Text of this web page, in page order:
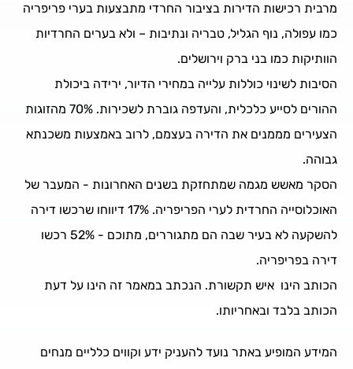
מרבית רכישות הדירות בציבור החרדי מתבצעות בערי פריפריה
כמו עפולה, נוף הגליל, טבריה ונתיבות – ולא בערים החרדיות
הוותיקות כמו בני ברק וירושלים.
הסיבות לשינוי כוללות עלייה במחירי הדיור, ירידה ביכולת
ההורים לסייע כלכלית, והעדפה גוברת לשכירות. 70% מהזוגות
הצעירים מממנים את הדירה בעצמם, לרוב באמצעות משכנתא
גבוהה.
הסקר מאשש מגמה שמתחזקת בשנים האחרונות - המעבר של
האוכלוסייה החרדית לערי הפריפריה. 17% דיווחו שרכשו דירה
להשקעה לא בעיר שבה הם מתגוררים, מתוכם - 52% רכשו
דירה בפריפריה.
הכותב הינו איש תקשורת. הנכתב במאמר זה הינו על דעת
הכותב בלבד ובאחריותו.
המידע המופיע באתר נועד להעניק ידע וקווים כלליים מנחים